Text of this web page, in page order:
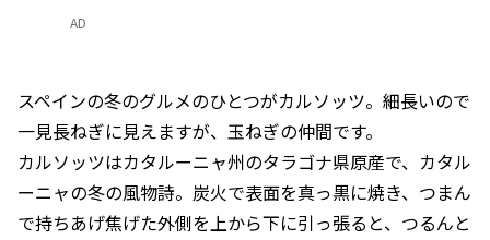
AD
スペインの冬のグルメのひとつがカルソッツ。細長いので
一見長ねぎに見えますが、玉ねぎの仲間です。
カルソッツはカタルーニャ州のタラゴナ県原産で、カタル
ーニャの冬の風物詩。炭火で表面を真っ黒に焼き、つまん
で持ちあげ焦げた外側を上から下に引っ張ると、つるんと